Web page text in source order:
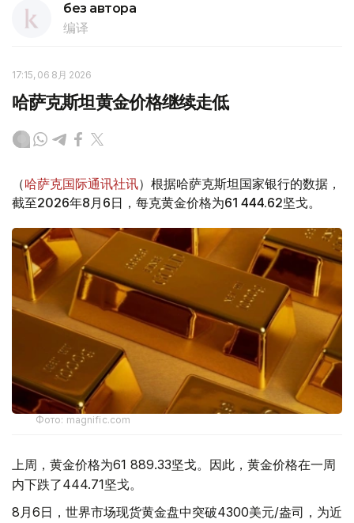
без автора
编译
17:15, 06 8月 2026
哈萨克斯坦黄金价格继续走低
（哈萨克国际通讯社讯）根据哈萨克斯坦国家银行的数据，
截至2026年8月6日，每克黄金价格为61 444.62坚戈。
Фото: magnific.com
上周，黄金价格为61 889.33坚戈。因此，黄金价格在一周
内下跌了444.71坚戈。
8月6日，世界市场现货黄金盘中突破4300美元/盎司，为近